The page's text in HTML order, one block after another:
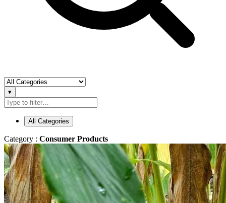
▾
All Categories
Category : Consumer Products